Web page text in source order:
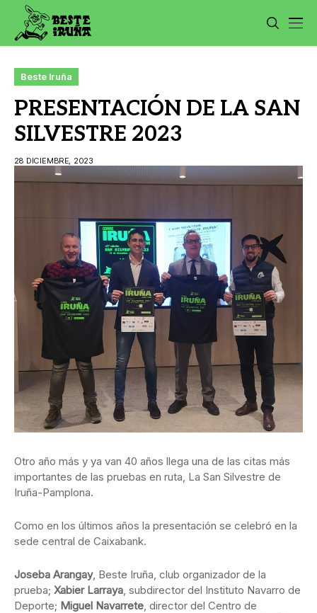
Beste Iruña
PRESENTACIÓN DE LA SAN
SILVESTRE 2023
28 DICIEMBRE, 2023
Otro año más y ya van 40 años llega una de las citas más
importantes de las pruebas en ruta, La San Silvestre de
Iruña-Pamplona.
Como en los últimos años la presentación se celebró en la
sede central de Caixabank.
Joseba Arangay, Beste Iruña, club organizador de la
prueba; Xabier Larraya , subdirector del Instituto Navarro de
Deporte; Miguel Navarrete , director del Centro de